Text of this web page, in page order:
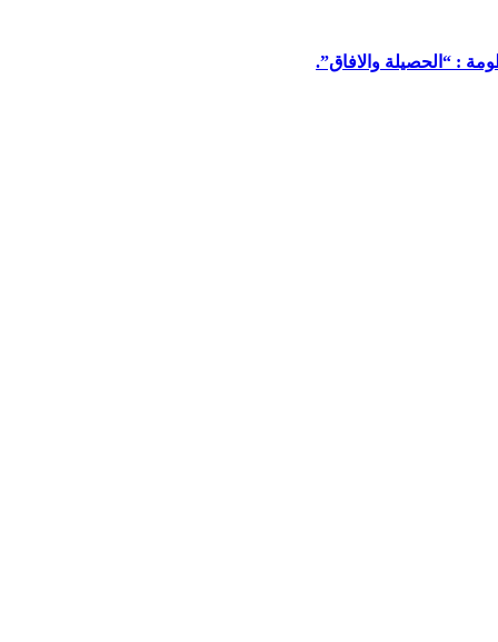
: “الحصيلة والافاق”.